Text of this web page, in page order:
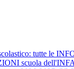
tutte le
scuola